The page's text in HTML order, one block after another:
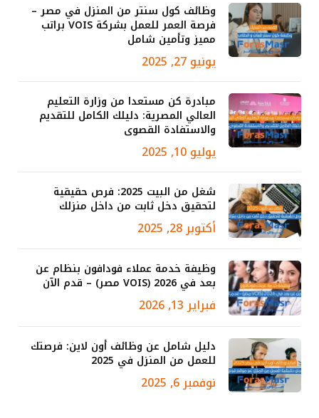
وظائف كول سنتر من المنزل في مصر –
فرصة العمر للعمل بشركة VOIS براتب
مميز وتأمين شامل
يونيو 27, 2025
مبادرة كن مستعدا من وزارة التعليم
العالي المصرية: دليلك الكامل للتقديم
والاستفادة القصوى
يوليو 10, 2025
شغل من البيت 2025: فرص حقيقية
لتحقيق دخل ثابت من داخل منزلك
أكتوبر 28, 2025
وظيفة خدمة عملاء فودافون بنظام عن
بعد في 2026 (VOIS مصر) – قدم الآن
فبراير 13, 2026
دليل شامل عن وظائف أون لاين: فرصتك
للعمل من المنزل في 2025
نوفمبر 6, 2025